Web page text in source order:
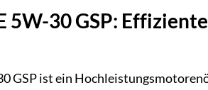
5W-30 GSP:
GSP ist ein